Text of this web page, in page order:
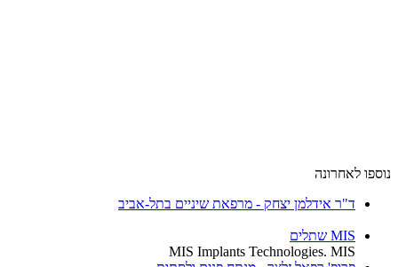
לאחרונה
ד"ר אידלמן יצחק - מרפאת שיניים בתל-אביב
MIS שתלים
MIS Implants Technologies. MIS